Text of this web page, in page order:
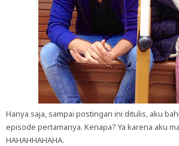
Hanya saja, sampai postingan ini ditulis, aku
episode pertamanya. Kenapa? Ya karena aku
HAHAHHAHAHA.